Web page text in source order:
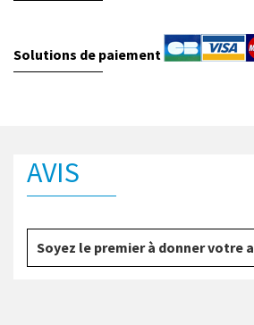
Solutions de paiement
AVIS
Soyez le premier à donner votre